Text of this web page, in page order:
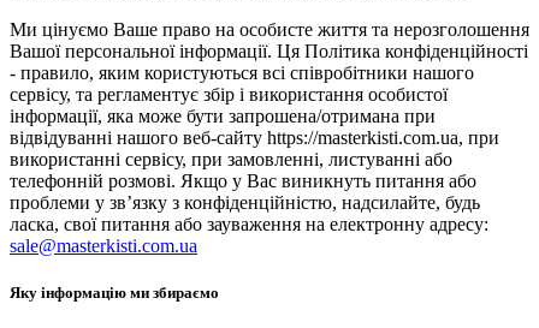
Ми цінуємо Ваше право на особисте життя та нерозголошення
Вашої персональної інформації. Ця Політика конфіденційності
- правило, яким користуються всі співробітники нашого
сервісу, та регламентує збір і використання особистої
інформації, яка може бути запрошена/отримана при
відвідуванні нашого веб-сайту https://masterkisti.com.ua, при
використанні сервісу, при замовленні, листуванні або
телефонній розмові. Якщо у Вас виникнуть питання або
проблеми у зв’язку з конфіденційністю, надсилайте, будь
ласка, свої питання або зауваження на електронну адресу:
sale@masterkisti.com.ua
Яку інформацію ми збираємо